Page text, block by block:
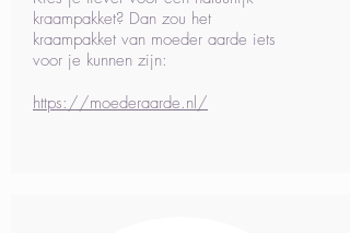
kraampakket? Dan zou het
kraampakket van moeder aarde iets
voor je kunnen zijn:
https://moederaarde.nl/